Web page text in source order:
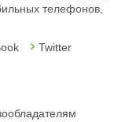
телефонов,
Twitter